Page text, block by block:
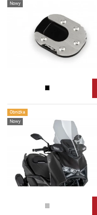
Czarny (N)
Nowy
Lekko
Obniżka
Nowy